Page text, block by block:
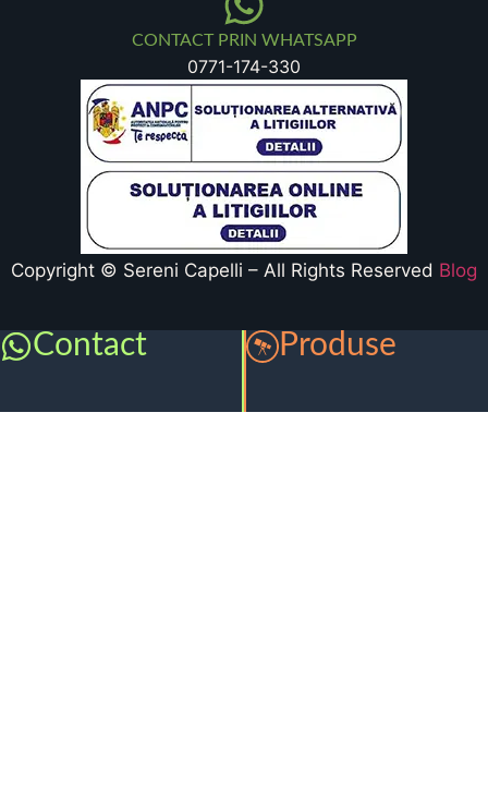
CONTACT PRIN WHATSAPP
0771-174-330
Copyright © Sereni Capelli – All Rights Reserved Blog
Contact Produse